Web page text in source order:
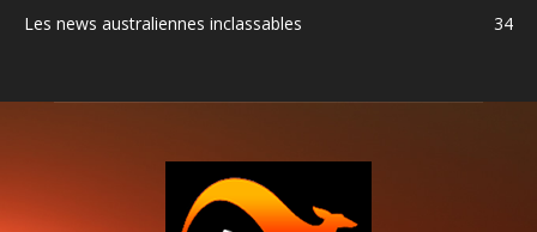
Les news australiennes inclassables
34